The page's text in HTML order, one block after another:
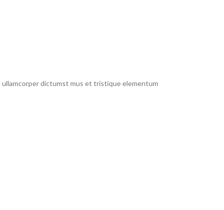
dictumst mus et tristique elementum